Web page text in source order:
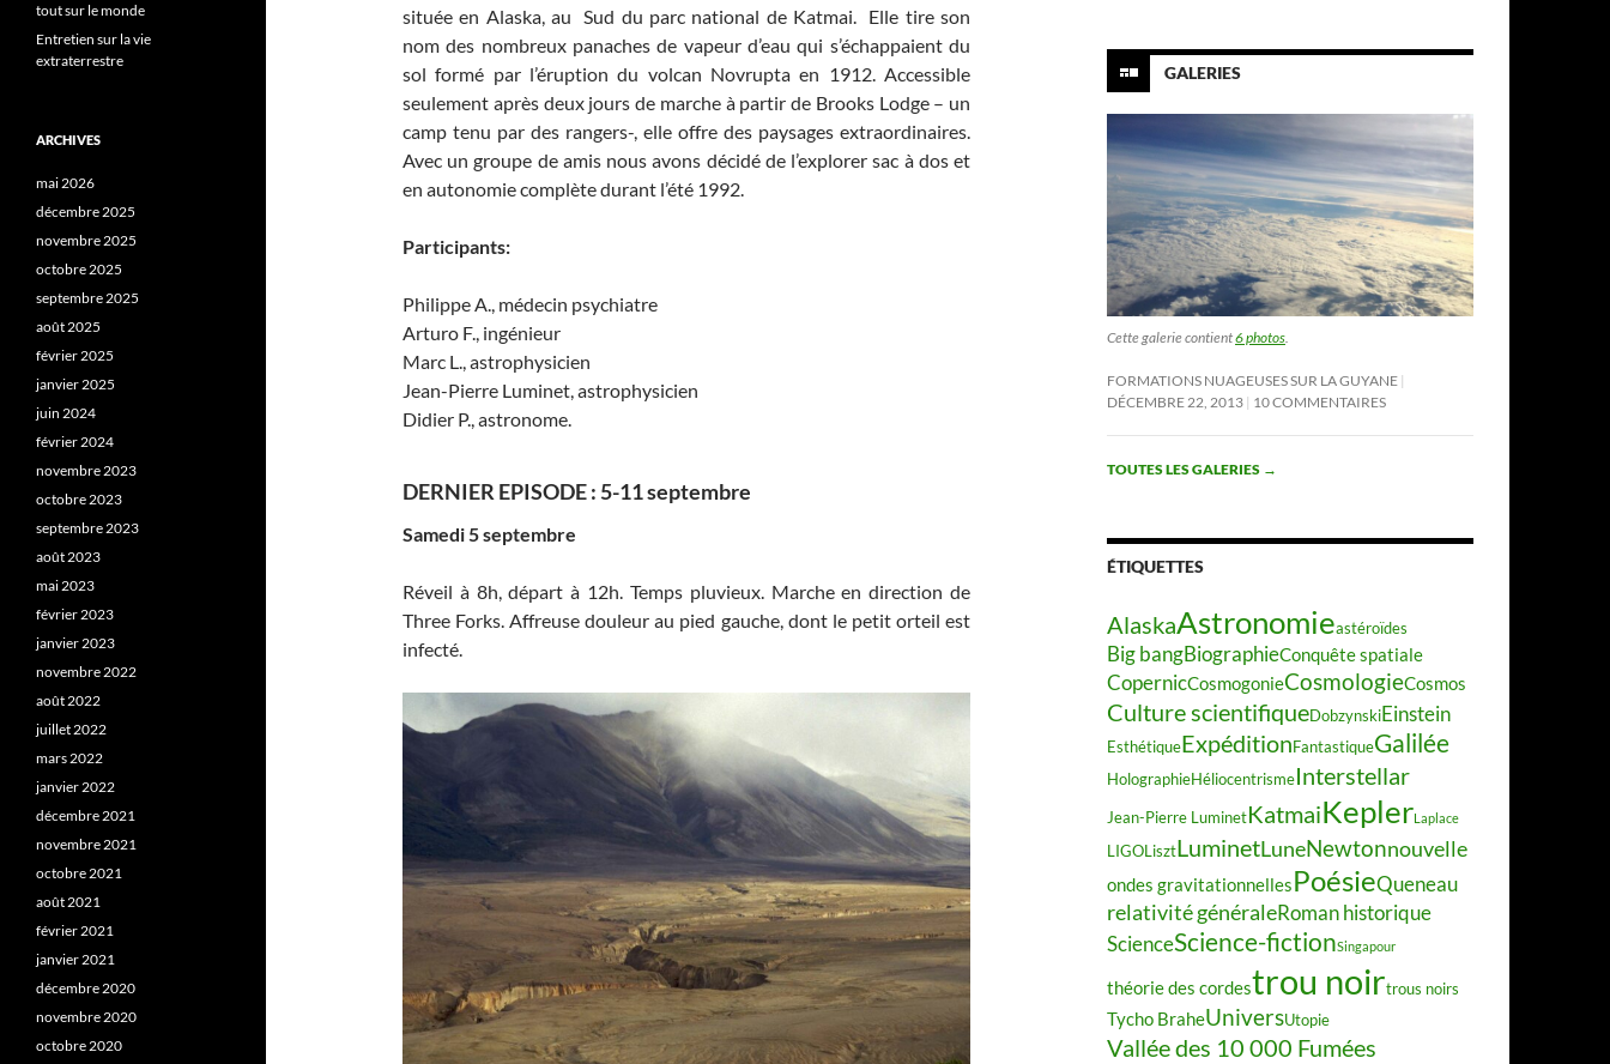
située en Alaska, au Sud du parc national de Katmai. Elle tire son
nom des nombreux panaches de vapeur d’eau qui s’échappaient du
sol formé par l’éruption du volcan Novrupta en 1912. Accessible
seulement après deux jours de marche à partir de Brooks Lodge – un
camp tenu par des rangers-, elle offre des paysages extraordinaires.
Avec un groupe de amis nous avons décidé de l’explorer sac à dos et
en autonomie complète durant l’été 1992.
Participants:
Philippe A., médecin psychiatre
Arturo F., ingénieur
Marc L., astrophysicien
Jean-Pierre Luminet, astrophysicien
Didier P., astronome.
DERNIER EPISODE : 5-11 septembre
Samedi 5 septembre
Réveil à 8h, départ à 12h. Temps pluvieux. Marche en direction de
Three Forks. Affreuse douleur au pied gauche, dont le petit orteil est
infecté.
GALERIES
Cette galerie contient6 photos.
FORMATIONS NUAGEUSES SUR LA GUYANE
DÉCEMBRE 22, 2013 10 COMMENTAIRES
TOUTES LES GALERIES →
ÉTIQUETTES
AlaskaAstronomieastéroïdes
Big bangBiographieConquête spatiale
CopernicCosmogonieCosmologieCosmos
Culture scientifiqueDobzynskiEinstein
EsthétiqueExpéditionFantastiqueGalilée
HolographieHéliocentrismeInterstellar
Jean-Pierre LuminetKatmaiKeplerLaplace
LIGOLisztLuminetLuneNewtonnouvelle
ondes gravitationnellesPoésieQueneau
relativité généraleRoman historique
ScienceScience-fictionSingapour
théorie des cordestrou noirtrous noirs
Tycho BraheUniversUtopie
Vallée des 10 000 Fumées
tout sur le monde
Entretien sur la vie
extraterrestre
ARCHIVES
mai 2026
décembre 2025
novembre 2025
octobre 2025
septembre 2025
août 2025
février 2025
janvier 2025
juin 2024
février 2024
novembre 2023
octobre 2023
septembre 2023
août 2023
mai 2023
février 2023
janvier 2023
novembre 2022
août 2022
juillet 2022
mars 2022
janvier 2022
décembre 2021
novembre 2021
octobre 2021
août 2021
février 2021
janvier 2021
décembre 2020
novembre 2020
octobre 2020